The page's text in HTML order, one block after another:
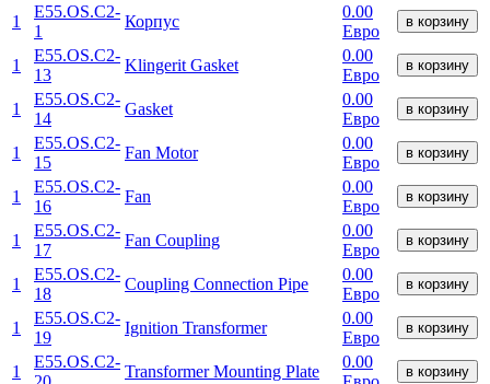
1
E55.OS.C2-
1
Корпус
0.00
Евро
в корзину
1
E55.OS.C2-
13
Klingerit Gasket
0.00
Евро
в корзину
1
E55.OS.C2-
14
Gasket
0.00
Евро
в корзину
1
E55.OS.C2-
15
Fan Motor
0.00
Евро
в корзину
1
E55.OS.C2-
16
Fan
0.00
Евро
в корзину
1
E55.OS.C2-
17
Fan Coupling
0.00
Евро
в корзину
1
E55.OS.C2-
18
Coupling Connection Pipe
0.00
Евро
в корзину
1
E55.OS.C2-
19
Ignition Transformer
0.00
Евро
в корзину
1
E55.OS.C2-
Transformer Mounting Plate
0.00
в корзину